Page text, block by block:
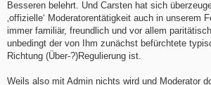
Besseren belehrt. Und Carsten hat sich
‚offizielle‘ Moderatorentätigkeit auch in unserem
immer familiär, freundlich und vor allem
unbedingt der von Ihm zunächst befürchtete
Richtung (Über-?)Regulierung ist.
Weils also mit Admin nichts wird und Moderator